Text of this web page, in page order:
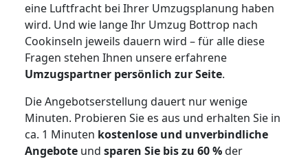
eine Luftfracht bei Ihrer Umzugsplanung haben
wird. Und wie lange Ihr Umzug Bottrop nach
Cookinseln jeweils dauern wird – für alle diese
Fragen stehen Ihnen unsere erfahrene
Umzugspartner persönlich zur Seite.
Die Angebotserstellung dauert nur wenige
Minuten. Probieren Sie es aus und erhalten Sie in
ca. 1 Minuten kostenlose und unverbindliche
Angebote und sparen Sie bis zu 60 %der